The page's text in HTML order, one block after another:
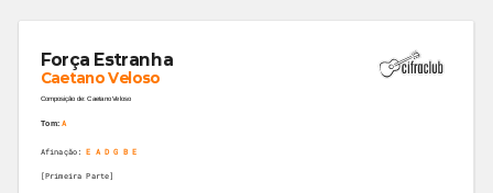
Força Estranha
Caetano Veloso
Composição de: Caetano Veloso
Tom:A
Afinação:E A D G B E
[Primeira Parte]